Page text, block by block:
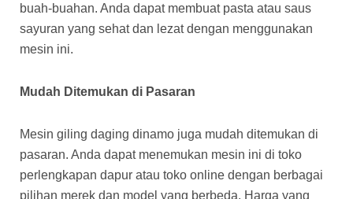
buah-buahan. Anda dapat membuat pasta atau saus
sayuran yang sehat dan lezat dengan menggunakan
mesin ini.
Mudah Ditemukan di Pasaran
Mesin giling daging dinamo juga mudah ditemukan di
pasaran. Anda dapat menemukan mesin ini di toko
perlengkapan dapur atau toko online dengan berbagai
pilihan merek dan model yang berbeda. Harga yang